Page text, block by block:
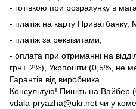
- готівкою при розрахунку в
- платіж на карту Приватбанку,
- платіж за реквізитами;
- оплата при отриманні на
грн+ 2%), Укрпошти (0,5%, не
Гарантія від виробника.
Консультую! Пишіть на
vdala-pryazha@ukr.net чи у